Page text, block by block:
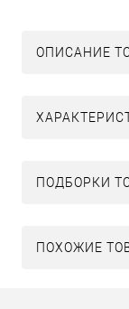
ОПИСАНИЕ
ПОДБОРКИ
ПОХОЖИЕ